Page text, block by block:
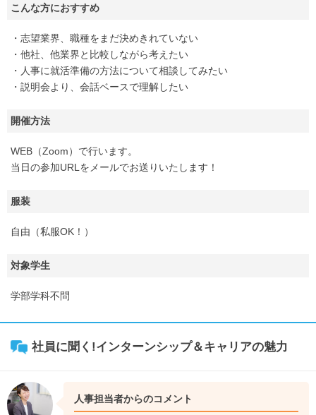
こんな方におすすめ
・志望業界、職種をまだ決めきれていない
・他社、他業界と比較しながら考えたい
・人事に就活準備の方法について相談してみたい
・説明会より、会話ベースで理解したい
開催方法
WEB（Zoom）で行います。
当日の参加URLをメールでお送りいたします！
服装
自由（私服OK！）
対象学生
学部学科不問
社員に聞く!インターンシップ＆キャリアの魅力
人事担当者からのコメント